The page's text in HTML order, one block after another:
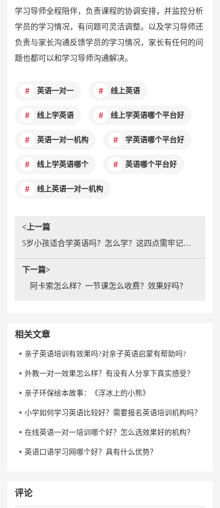
学习导师全程陪伴，负责课程的协调安排，并监控分析
学员的学习情况，有问题可灵活调整。以及学习导师还
负责与家长沟通反馈学员的学习情况，家长有任何的问
题也都可以和学习导师沟通解决。
英语一对一 线上英语
线上学英语 线上学英语哪个平台好
英语一对一机构 学英语哪个平台好
线上学英语哪个 英语哪个平台好
线上英语一对一机构
<上一篇
5岁小孩适合学英语吗？怎么学？这四点需牢记于心
下一篇>
阿卡索怎么样？一节课怎么收费？效果好吗？
相关文章
亲子英语培训有效果吗?对亲子英语启蒙有帮助吗?
外教一对一效果怎么样？有没有人分享下真实感受？
亲子环保绘本故事：《浮冰上的小熊》
小学如何学习英语比较好？需要报名英语培训机构吗？
在线英语一对一培训哪个好？怎么选效果好的机构？
英语口语学习网哪个好？具有什么优势？
评论